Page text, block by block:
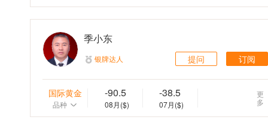
季小东
银牌达人 提问 订阅
国际黄金
品种
-90.5
08月($)
-38.5
07月($)
更
多